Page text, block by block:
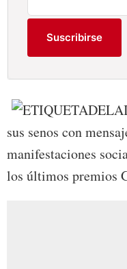
Suscribirse
sus senos con
manifestaciones
los últimos premios